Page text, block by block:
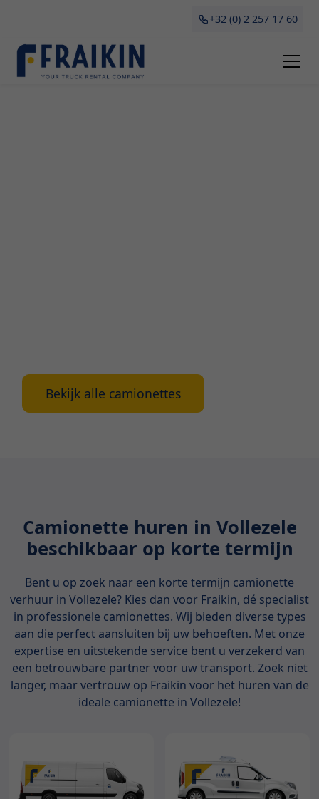
+32 (0) 2 257 17 60
Bekijk alle camionettes
Camionette huren in Vollezele
beschikbaar op korte termijn
Bent u op zoek naar een korte termijn camionette
verhuur in Vollezele? Kies dan voor Fraikin, dé specialist
in professionele camionettes. Wij bieden diverse types
aan die perfect aansluiten bij uw behoeften. Met onze
expertise en uitstekende service bent u verzekerd van
een betrouwbare partner voor uw transport. Zoek niet
langer, maar vertrouw op Fraikin voor het huren van de
ideale camionette in Vollezele!